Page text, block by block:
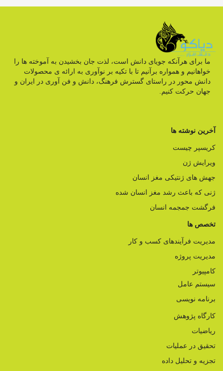
ما برای هرآنکه جویای دانش است، لذت جان بخشیدن به آموخته ها را
خواهانیم و همواره برآنیم تا با تکیه بر نوآوری به ارائه ی محصولات
دانش محور در راستای گسترش فرهنگ، دانش و فن آوری در ایران و
جهان حرکت کنیم.
آخرین نوشته ها
کریسپر چیست
ویرایش ژن
جهش های ژنتیکی مغز انسان
ژنی که باعث رشد مغز انسان شده
فرگشت جمجمه انسان
تخصص ها
مدیریت فرآیندهای کسب و کار
مدیریت پروژه
کامپیوتر
سیستم عامل
برنامه نویسی
کارگاه پژوهش
ریاضیات
تحقیق در عملیات
تجزیه و تحلیل داده